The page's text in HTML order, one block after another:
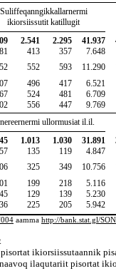
Suliffeqanngikkallarnermi
ikiorsiissutit katillugit
2.541 2.295 41.937
413 357 7.648
552 593 11.290
496 417 6.521
524 481 6.709
556 447 9.769
ullormusiat il.il.
1.013 1.030 31.891
135 119 4.847
325 349 10.756
199 218 5.116
129 139 5.230
225 205 5.942
aamma http://bank.stat.gl/
ikiorsiissutaannik
ilaqutariit pisortat